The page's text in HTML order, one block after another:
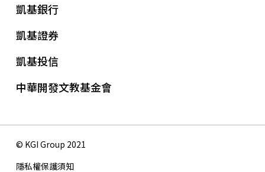
凱基銀行
凱基證券
凱基投信
中華開發文教基金會
© KGI Group 2021
隱私權保護須知